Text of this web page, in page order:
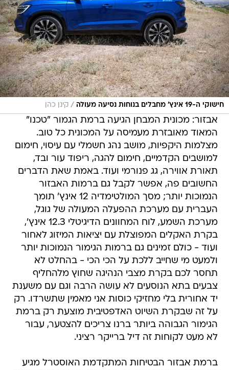
חישוקי ה-19 אינץ' מחבלים בנוחות נסיעה מעולה / קינן כהן
אבזור: מכונית המבחן הגיעה ברמת הגמור "טכנו"
המאוד מאובזרת מעמיסה על המכונית כל טוב.
מצלמות היקפיות, מושב נהג חשמלי עם עיסוי, חימום
למושבים הקדמיים, חימום להגה, ריפוד עור ובד,
תאורת אווירה, גג פנורמי ועוד. באמת שאת הדברים
החשובים פה, אפשר לקבל גם ברמות האבזור
הנמוכות יותר; מסך המולטימדיה 12 אינץ' תומך
העברית עם מערכת ההפעלה המעולה של גוגל,
מערכת השמע, לוח המחוונים הדיגיטלי 12.3 אינץ',
בקרת האקלים המפוצלת עם יציאות המיזוג לאחור
ועוד - כולם זמינים גם ברמות הגימור הנמוכות יותר
ולמעט מי שחייב ללכת על הכי הכי - בהחלט לא
תחסר לכם בקרת מצבי הנהיגה שחוץ מלהחליף
צבעים בתא הנוסעים לא עושה הרבה וגם עם משענת
יד אחורית בלי מחזיקי כוסות אני מאמין שתשרדו. רק
על זה שבקרת השיוט האדפטיבית מוצעת רק ברמת
הגימור הגבוהה ביותר ברנו צריכים להצטער, עבור
לא מעט לקוחות זה דיל ברייקר רציני.
ברמת אבזור הבטיחות המתקדמת האוסטרל מגיע